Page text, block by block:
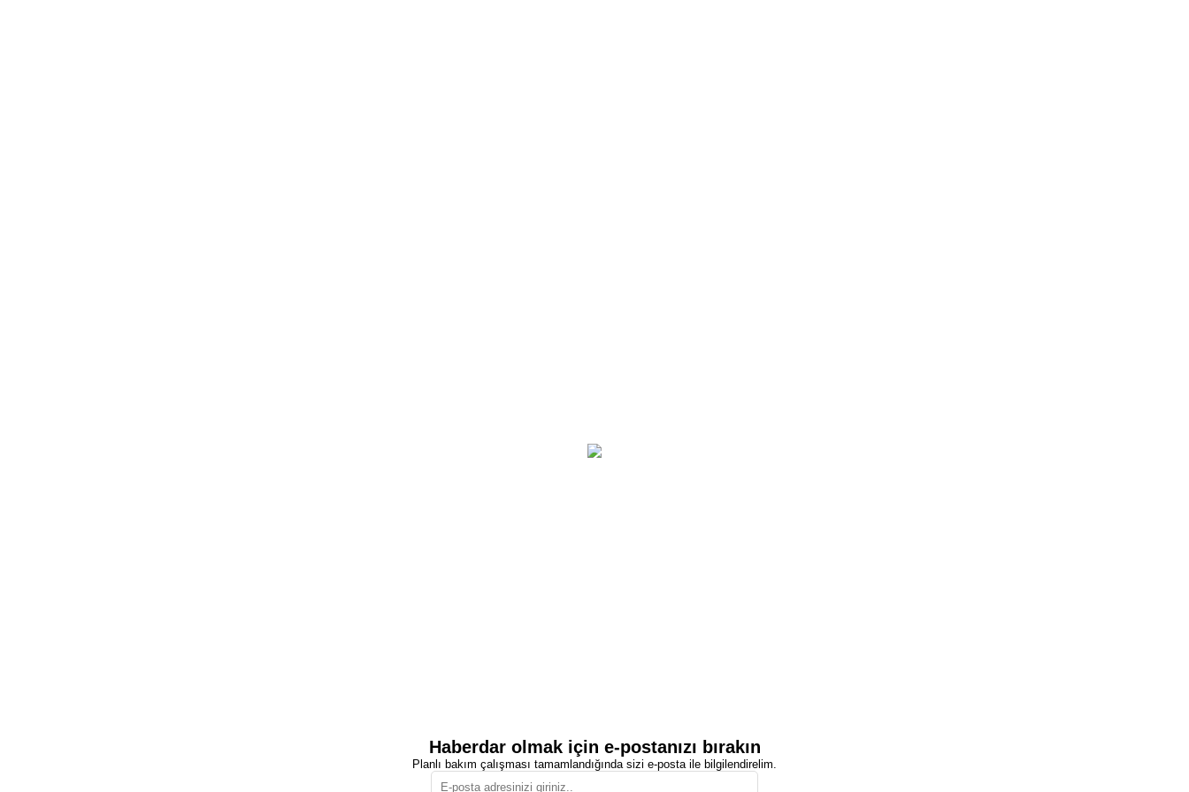
Haberdar olmak için e-postanızı bırakın
Planlı bakım çalışması tamamlandığında sizi e-posta ile bilgilendirelim.